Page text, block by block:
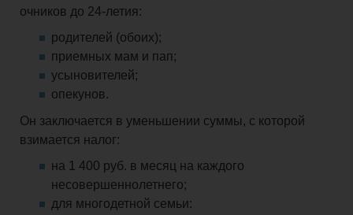
очников до 24-летия:
родителей (обоих);
приемных мам и пап;
усыновителей;
опекунов.
Он заключается в уменьшении суммы, с которой
взимается налог:
на 1 400 руб. в месяц на каждого
несовершеннолетнего;
для многодетной семьи: